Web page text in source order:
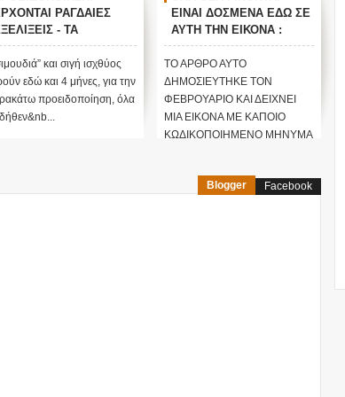
ΡΑΓΔΑΙΕΣ
- ΤΑ
ΑΠΑΤΟΥΝ...
ΕΧΟΥΝ ΤΕΛΙΚΑ
ΕΛΕΓΧΟ ΤΟΥ
(ΒΙΝΤΕΟ)
και σιγή ισχθύος
εδώ και 4 μήνες, για την
προειδοποίηση, όλα
ΕΙΝΑΙ ΔΟΣΜΕΝΑ ΕΔΩ ΣΕ
ΑΥΤΗ ΤΗΝ ΕΙΚΟΝΑ :
Προειδοποίηση από τον
Φεβρουάριο για το
σάβανο που απλώνεται
στην χώρα ...
ΤΟ ΑΡΘΡΟ ΑΥΤΟ
ΔΗΜΟΣΙΕΥΤΗΚΕ ΤΟΝ
ΦΕΒΡΟΥΑΡΙΟ ΚΑΙ ΔΕΙΧΝΕΙ
ΜΙΑ ΕΙΚΟΝΑ ΜΕ ΚΑΠΟΙΟ
ΚΩΔΙΚΟΠΟΙΗΜΕΝΟ ΜΗΝΥΜΑ
Blogger Facebook